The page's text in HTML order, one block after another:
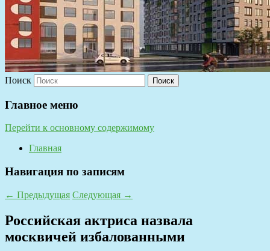
Поиск
Главное меню
Перейти к основному содержимому
Главная
Навигация по записям
← Предыдущая Следующая →
Российская актриса назвала
москвичей избалованными